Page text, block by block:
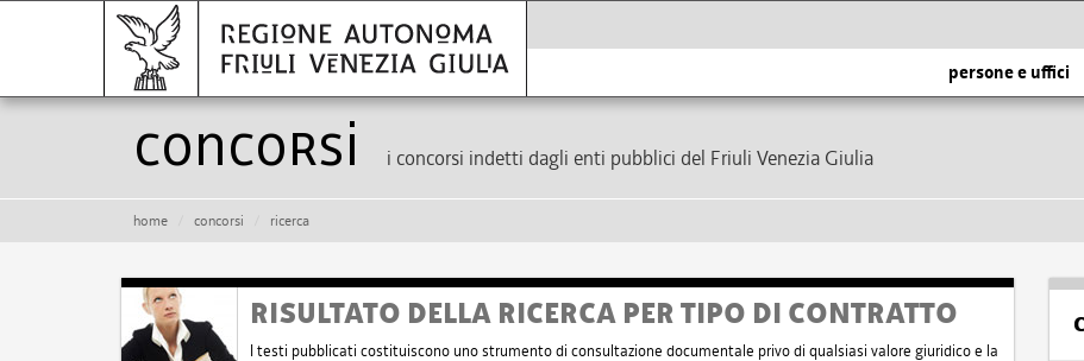
persone e uffici
Concorsi i concorsi indetti dagli enti pubblici del Friuli Venezia Giulia
home concorsi ricerca
RISULTATO DELLA RICERCA PER TIPO DI CONTRATTO
I testi pubblicati costituiscono uno strumento di consultazione documentale privo di qualsiasi valore giuridico e la